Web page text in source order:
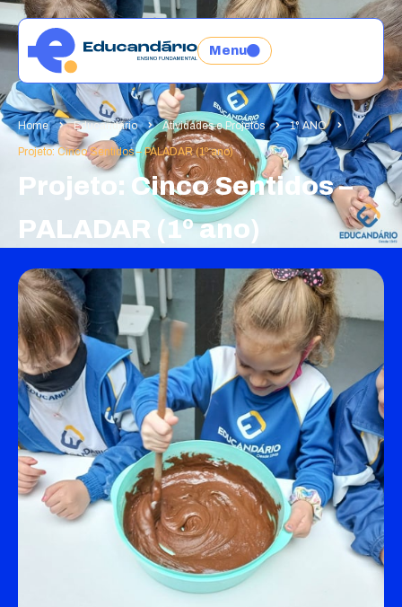
Menu
Home Educandário Atividades e Projetos 1° ANO
Projeto: Cinco Sentidos – PALADAR (1º ano)
Projeto: Cinco Sentidos –
PALADAR (1º ano)